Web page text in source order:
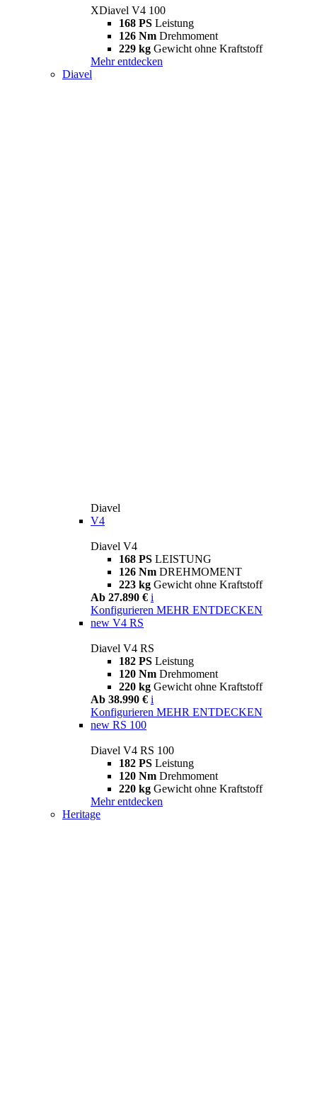
XDiavel V4 100
168 PS Leistung
126 Nm Drehmoment
229 kg Gewicht ohne Kraftstoff
Mehr entdecken
Diavel
Diavel
V4
Diavel V4
168 PS LEISTUNG
126 Nm DREHMOMENT
223 kg Gewicht ohne Kraftstoff
Ab 27.890 € i
Konfigurieren MEHR ENTDECKEN
new V4 RS
Diavel V4 RS
182 PS Leistung
120 Nm Drehmoment
220 kg Gewicht ohne Kraftstoff
Ab 38.990 € i
Konfigurieren MEHR ENTDECKEN
new RS 100
Diavel V4 RS 100
182 PS Leistung
120 Nm Drehmoment
220 kg Gewicht ohne Kraftstoff
Mehr entdecken
Heritage